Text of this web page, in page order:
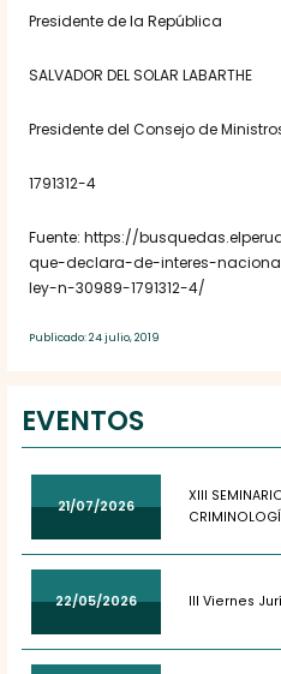
Presidente de la República
SALVADOR DEL SOLAR LABARTHE
Presidente del Consejo de
1791312-4
Fuente: https://
que-declara-de-interes-
ley-n-30989-1791312-4/
Publicado: 24 julio, 2019
EVENTOS
21/07/2026
XIII
22/05/2026 III Viernes